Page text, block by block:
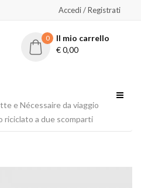
Accedi / Registrati
0
Il mio carrello
€0,00
e Nécessaire da viaggio
riciclato a due scomparti